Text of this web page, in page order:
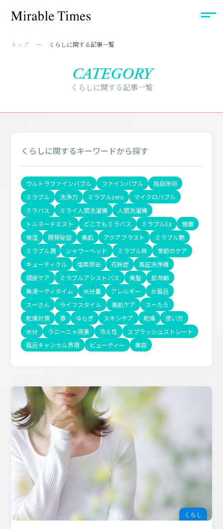
トップ くらしに関する記事一覧
CATEGORY
くらしに関する記事一覧
くらしに関するキーワードから探す
ウルトラファインバブル ファインバブル
独自技術
ミラブル
洗浄力 ミラブルzero
マイクロバブル
ミラバス
ミライ人間洗濯機
人間洗濯機
トルネードミスト
どこでもミラバス ミラブルEx
健康
保湿
開発秘話 美肌 アクアブラスト
ミラブル艶
ミラブル潤
シャワーヘッド ミラブル爽
季節のケア
キューティクル
塩素除去 花粉症
高圧洗浄機
頭皮ケア
ミラブルアシストバス 美髪
肌年齢
美湯〜ティタイム
水分量 アレルギー
お風呂
スーさん
ライフスタイル 美肌ケア
スーたろ
乾燥対策
春 ゆらぎ スキンケア 乾燥
使い方
水分
ラニーニャ現象 冷え性
スプラッシュストレート
風呂キャンセル界隈
ビューティー 美容
くらし